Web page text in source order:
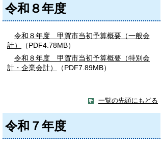
令和８年度
令和８年度 甲賀市当初予算概要（一般会
計）
（PDF4.78MB）
令和８年度 甲賀市当初予算概要（特別会
計・企業会計）
（PDF7.89MB）
一覧の先頭にもどる
令和７年度